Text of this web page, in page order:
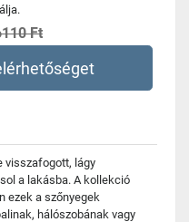
Ft
visszafogott, lágy
a lakásba. A kollekció
ezek a szőnyegek
hálószobának vagy